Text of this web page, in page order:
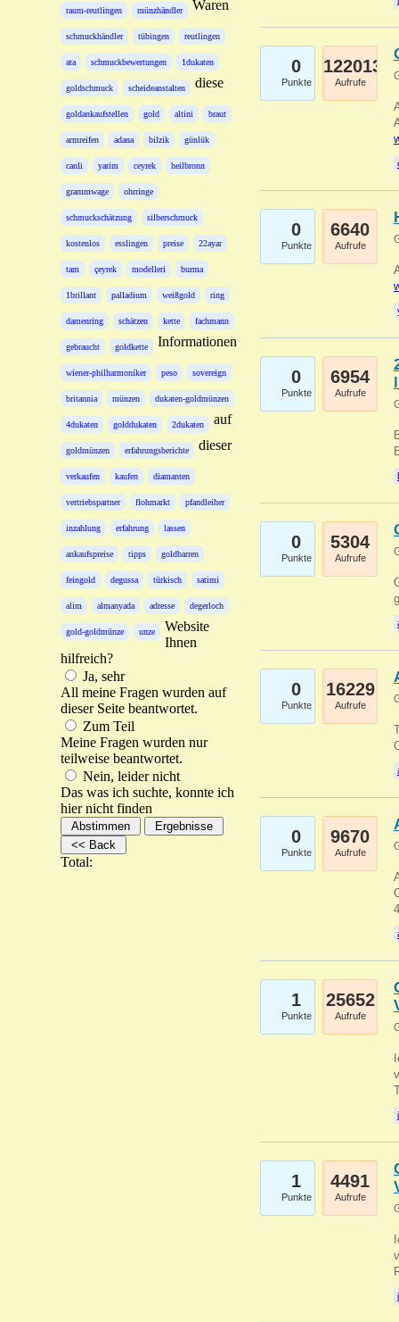
raum-reutlingen münzhändler
schmuckhändler tübingen reutlingen
ata schmuckbewertungen 1dukaten
goldschmuck scheideanstalten
goldankaufstellen gold altini braut
armreifen adana bilzik günlük
canli yarim ceyrek heilbronn
grammwage ohrringe
schmuckschätzung silberschmuck
kostenlos esslingen preise 22ayar
tam çeyrek modelleri burma
1brillant palladium weißgold ring
damenring schätzen kette fachmann
gebraucht goldkette
wiener-philharmoniker peso sovereign
britannia münzen dukaten-goldmünzen
4dukaten golddukaten 2dukaten
goldmünzen erfahrungsberichte
verkaufen kaufen diamanten
vertriebspartner flohmarkt pfandleiher
inzahlung erfahrung lassen
ankaufspreise tipps goldbarren
feingold degussa türkisch satimi
alim almanyada adresse degerloch
gold-goldmünze unze
Waren
diese
Informationen
auf
dieser
Website
Ihnen
hilfreich?
Ja, sehr
All meine Fragen wurden auf
dieser Seite beantwortet.
Zum Teil
Meine Fragen wurden nur
teilweise beantwortet.
Nein, leider nicht
Das was ich suchte, konnte ich
hier nicht finden
Total:
0
Punkte
122013
Aufrufe
0
Punkte
6640
Aufrufe
0
Punkte
6954
Aufrufe
0
Punkte
5304
Aufrufe
0
Punkte
16229
Aufrufe
0
Punkte
9670
Aufrufe
1
Punkte
25652
Aufrufe
1
Punkte
4491
Aufrufe